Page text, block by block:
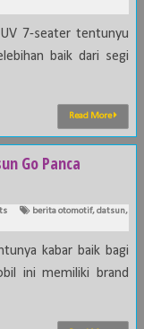
7-seater tentunyu
baik dari segi
Read More
Go Panca
berita otomotif,datsun,
kabar baik bagi
ini memiliki brand